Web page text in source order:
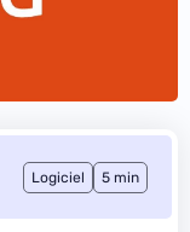
Logiciel 5 min